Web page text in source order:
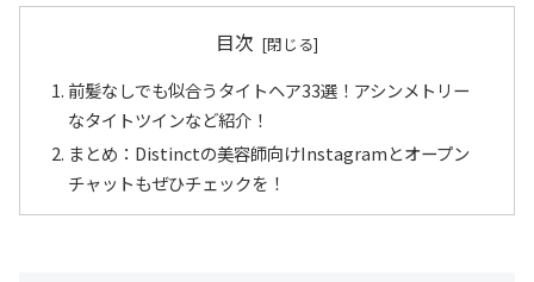
目次
前髪なしでも似合うタイトヘア33選！アシンメトリー
なタイトツインなど紹介！
まとめ：Distinctの美容師向けInstagramとオープン
チャットもぜひチェックを！